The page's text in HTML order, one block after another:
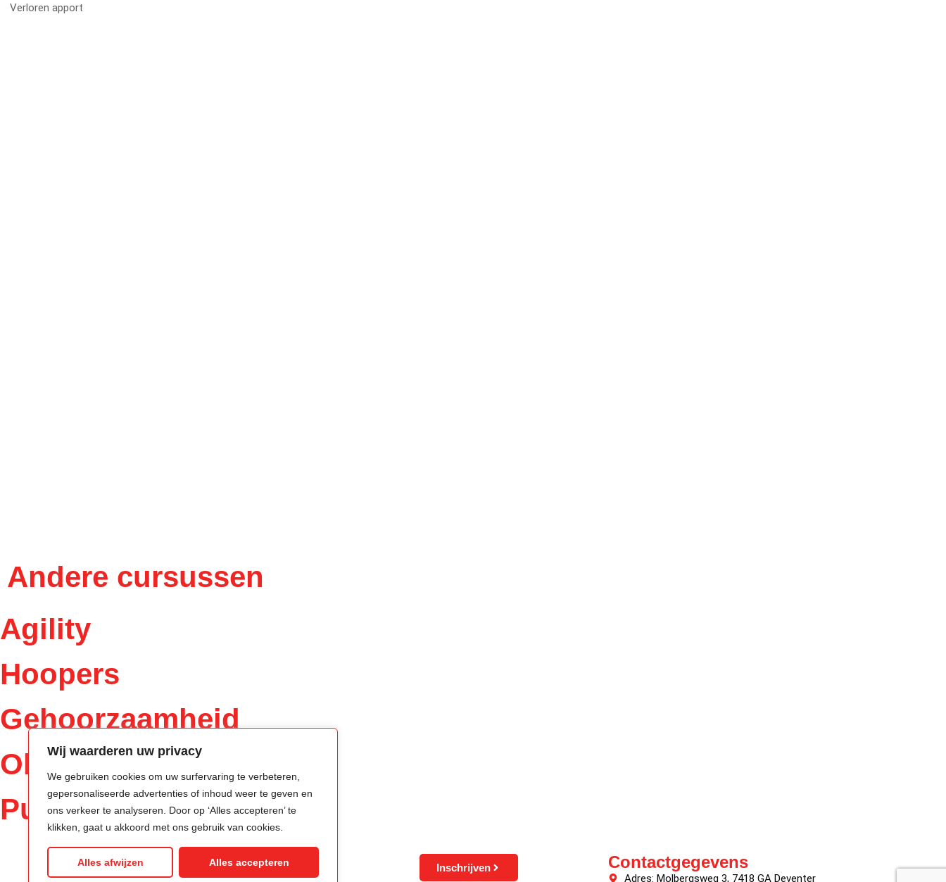
Wij waarderen uw privacy
We gebruiken cookies om uw surfervaring te verbeteren,
gepersonaliseerde advertenties of inhoud weer te geven en
ons verkeer te analyseren. Door op ‘Alles accepteren’ te
klikken, gaat u akkoord met ons gebruik van cookies.
Alles afwijzen Alles accepteren
Verloren apport
Andere cursussen
Agility
Hoopers
Gehoorzaamheid
Obedience
Puppy
Inschrijven Contactgegevens
Adres: Molbergsweg 3, 7418 GA Deventer